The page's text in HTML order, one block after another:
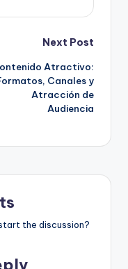
Next Post
Atractivo:
Canales y
Atracción de
Audiencia
the discussion?